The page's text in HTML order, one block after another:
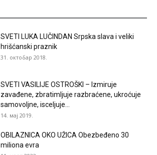
SVETI LUKA LUČINDAN Srpska slava i veliki
hrišćanski praznik
31. октобар 2018.
SVETI VASILIJE OSTROŠKI – Izmiruje
zavađene, zbratimljuje razbraćene, ukroćuje
samovoljne, isceljuje...
14. мај 2019.
OBILAZNICA OKO UŽICA Obezbeđeno 30
miliona evra